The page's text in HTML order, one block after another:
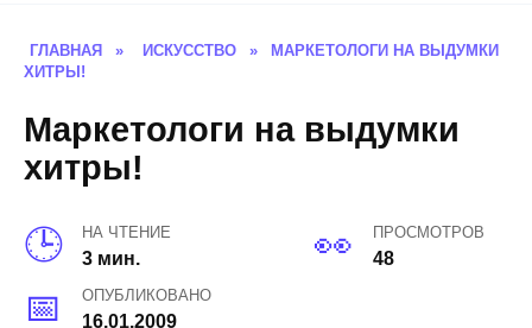
ГЛАВНАЯ » ИСКУССТВО »
МАРКЕТОЛОГИ НА ВЫДУМКИ
ХИТРЫ!
Маркетологи на выдумки
хитры!
НА ЧТЕНИЕ
3 мин.
ПРОСМОТРОВ
48
ОПУБЛИКОВАНО
16.01.2009